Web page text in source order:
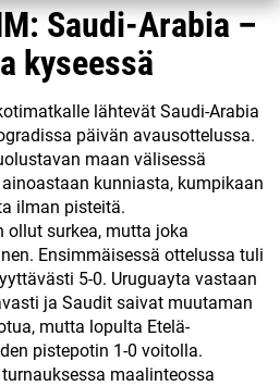
Saudi-Arabia –
kyseessä
lähtevät Saudi-Arabia
päivän avausottelussa.
maan välisessä
kunniasta, kumpikaan
ilman pisteitä.
ollut surkea, mutta joka
Ensimmäisessä ottelussa tuli
5-0. Uruguayta vastaan
ja Saudit saivat muutaman
mutta lopulta Etelä-
pistepotin 1-0 voitolla.
maalinteossa